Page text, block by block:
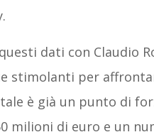
dati con Claudio
stimolanti per
è già un punto di
milioni di euro e un